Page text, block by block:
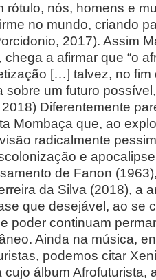
rótulo, nós, homens e
no mundo, criando
2017). Assim
a afirmar que “o
[…] talvez, no fim
sobre um futuro
Diferentemente
Mombaça que, ao
radicalmente
e
de Fanon
da Silva (2018), a
que desejável, ao se
poder continuam
Ainda na música,
podemos citar
cujo álbum Afrofuturista,